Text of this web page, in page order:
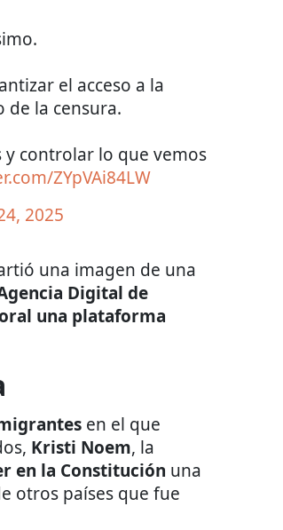
el acceso a la
la censura.
controlar lo que vemos
ZYpVAi84LW
2025
una imagen de una
Digital de
una plataforma
en el que
Kristi Noem, la
en la Constitución una
otros países que fue